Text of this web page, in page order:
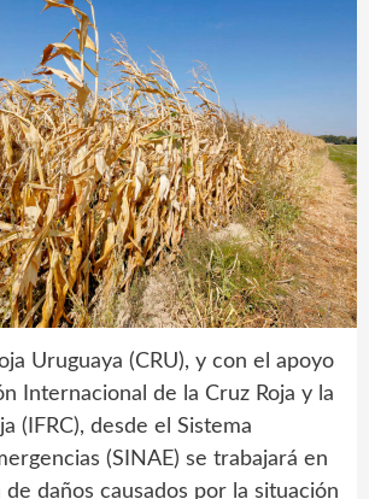
Uruguaya (CRU), y con el apoyo
Internacional de la Cruz Roja y la
(IFRC), desde el Sistema
(SINAE) se trabajará en
de daños causados por la situación